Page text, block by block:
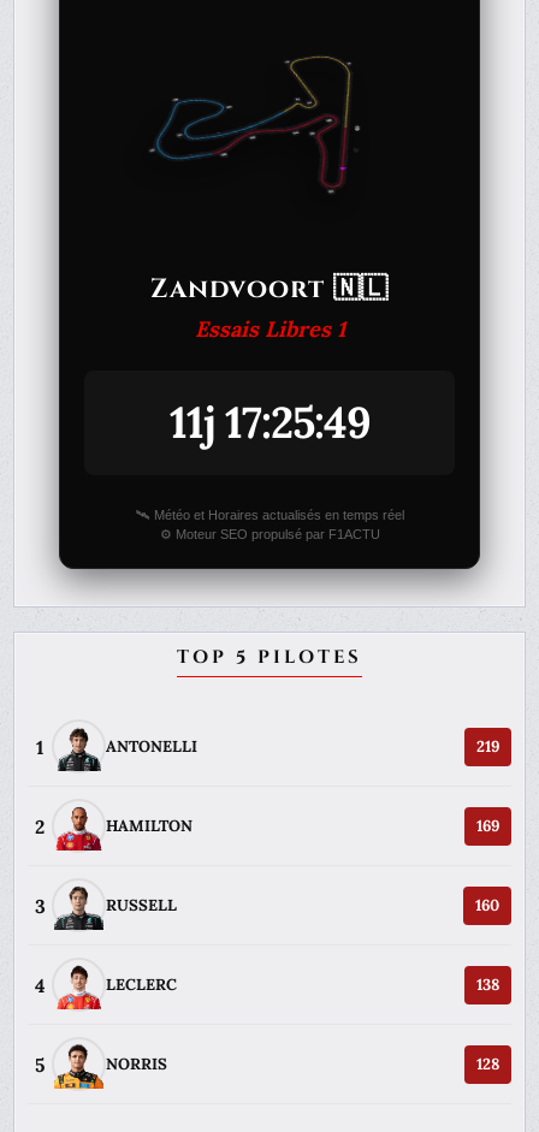
Zandvoort 🇳🇱
Essais Libres 1
11j 17:25:49
🛰️ Météo et Horaires actualisés en temps réel
⚙️ Moteur SEO propulsé par F1ACTU
TOP 5 PILOTES
1 ANTONELLI 219
2 HAMILTON 169
3 RUSSELL 160
4 LECLERC 138
5 NORRIS 128